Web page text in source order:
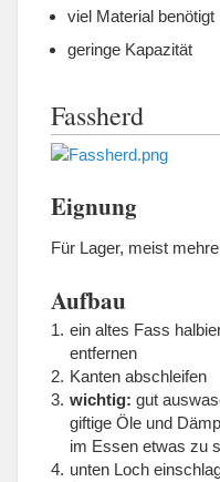
viel Material benötigt
geringe Kapazität
Fassherd
Eignung
Für Lager, meist
Aufbau
ein altes Fass
entfernen
Kanten abschleifen
wichtig: gut
giftige Öle und
im Essen etwas zu
unten Loch